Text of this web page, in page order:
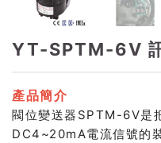
YT-SPTM-6V
產品簡介
閥位變送器SPTM-6V是
DC4~20mA電流信號的